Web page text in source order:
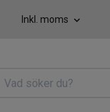
Inkl. moms